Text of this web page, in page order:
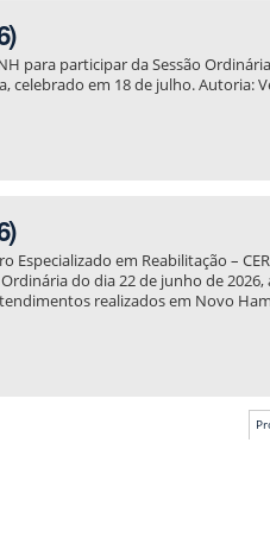
para participar da Sessão
celebrado em 18 de julho. Autoria:
em Reabilitação –
do dia 22 de junho de 2026,
realizados em Novo